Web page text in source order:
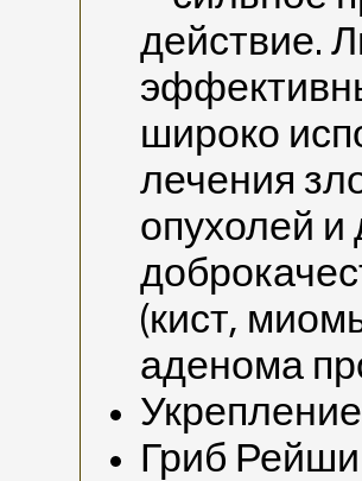
действие.
широко
лечения
опухолей и
(кист,
аденома
Гриб